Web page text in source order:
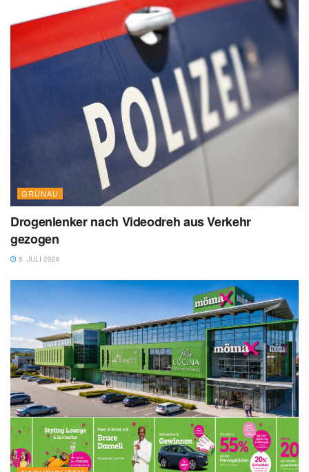
GRÜNAU
Drogenlenker nach Videodreh aus Verkehr
gezogen
5. JULI 2026